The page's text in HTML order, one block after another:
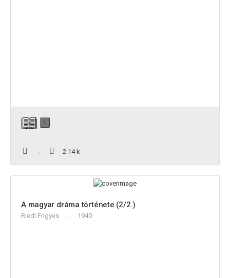
1
2.14 k
A magyar dráma története (2/2.)
Riedl Frigyes 1940